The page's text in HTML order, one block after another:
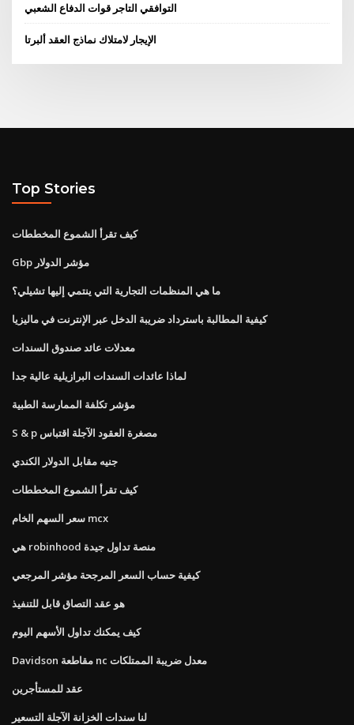
التوافقي التاجر قوات الدفاع الشعبي
الإيجار لامتلاك نماذج العقد ألبرتا
Top Stories
كيف تقرأ الشموع المخططات
Gbp مؤشر الدولار
ما هي المنظمات التجارية التي ينتمي إليها تشيلي؟
كيفية المطالبة باسترداد ضريبة الدخل عبر الإنترنت في ماليزيا
معدلات عائد صندوق السندات
لماذا عائدات السندات البرازيلية عالية جدا
مؤشر تكلفة الممارسة الطبية
S & p مصغرة العقود الآجلة اقتباس
جنيه مقابل الدولار الكندي
كيف تقرأ الشموع المخططات
سعر السهم الخام mcx
هي robinhood منصة تداول جيدة
كيفية حساب السعر المرجحة مؤشر المرجعي
هو عقد التصاق قابل للتنفيذ
كيف يمكنك تداول الأسهم اليوم
Davidson مقاطعة nc معدل ضريبة الممتلكات
عقد للمستأجرين
لنا سندات الخزانة الآجلة التسعير